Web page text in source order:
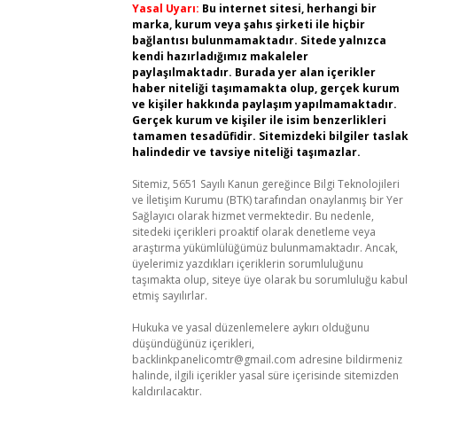
Yasal Uyarı: Bu internet sitesi, herhangi bir
marka, kurum veya şahıs şirketi ile hiçbir
bağlantısı bulunmamaktadır. Sitede yalnızca
kendi hazırladığımız makaleler
paylaşılmaktadır. Burada yer alan içerikler
haber niteliği taşımamakta olup, gerçek kurum
ve kişiler hakkında paylaşım yapılmamaktadır.
Gerçek kurum ve kişiler ile isim benzerlikleri
tamamen tesadüfidir. Sitemizdeki bilgiler taslak
halindedir ve tavsiye niteliği taşımazlar.
Sitemiz, 5651 Sayılı Kanun gereğince Bilgi Teknolojileri
ve İletişim Kurumu (BTK) tarafından onaylanmış bir Yer
Sağlayıcı olarak hizmet vermektedir. Bu nedenle,
sitedeki içerikleri proaktif olarak denetleme veya
araştırma yükümlülüğümüz bulunmamaktadır. Ancak,
üyelerimiz yazdıkları içeriklerin sorumluluğunu
taşımakta olup, siteye üye olarak bu sorumluluğu kabul
etmiş sayılırlar.
Hukuka ve yasal düzenlemelere aykırı olduğunu
düşündüğünüz içerikleri,
backlinkpanelicomtr@gmail.com adresine bildirmeniz
halinde, ilgili içerikler yasal süre içerisinde sitemizden
kaldırılacaktır.